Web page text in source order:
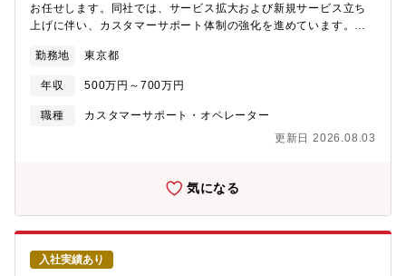
の普及が進み、加盟店の業種や規模も多様化する中で、求められ
るサポート内容は高度化しています。変化に対応し、より高品質
ョンの魅力・FinTech領域で、顧客対応からFAQ設計・業務改善ま
や施策運営にも関われる成長環境がある・HDI三つ星の高品質サポ
ート組織で、実践的でハイレベルな顧客対応スキルを習得できる■
けられるよう、高品質で安定したカスタマーサポートを提供する
加盟店のニーズ・困りごとを把握し、新しいサービス利用につな
がるリードを獲得すること■期待役割・既存加盟店へのメールベー
スのアフターサポートを中心となって担い、スムーズな課題解決
を実現する・問い合わせ対応だけでなく、FAQ整備・ナレッジ
化・プロセス改善を主体的に推進し、自己解決率を向上させる・
告知メールや制度対応などの全体施策を運用し、正確かつ迅速な
お任せします。同社では、サービス拡大および新規サービス立ち
上げに伴い、カスタマーサポート体制の強化を進めています。単
問い合わせ内容やサービス利用データを取得・分析し、課題の抽
出や改善活動を主体的に行っていただける方を募集します。将来
的には、新規サービス立ち上げ時においてサポート体制をゼロか
ら設計し、営業担当・開発担当と連携しながら、積極的な顧客サ
す。【職務内容】■お客様対応業務 - 電話／メール／フォームで
あり ■外部委託先コールセンターの管理 - 応対品質のモニタリン
グ - エスカレーション対応 - 社内ナレッジ管理 ■エンドユーザ
ー向けコンテンツの管理 - マニュアル／FAQなどの作成・改善 ■
データを活用したサービス改善 - Google Analytics、SQL等を
用いたデータ取得・分析 - 問い合わせ傾向の分析 - 分析結果
に基づく課題抽出・改善提案 ※入社後、サービスやお客様特性を
勤務地 東京都
年収 500万円～700万円
職種
カスタマーサポート・オペレーター
更新日 2026.08.03
気になる
入社実績あり